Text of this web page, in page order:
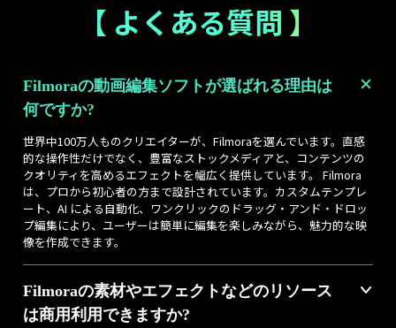
【 よくある質問 】
Filmoraの動画編集ソフトが選ばれる理由は
何ですか?
世界中100万人ものクリエイターが、Filmoraを選んでいます。直感
的な操作性だけでなく、豊富なストックメディアと、コンテンツの
クオリティを高めるエフェクトを幅広く提供しています。 Filmora
は、プロから初心者の方まで設計されています。カスタムテンプレ
ート、AI による自動化、ワンクリックのドラッグ・アンド・ドロッ
プ編集により、ユーザーは簡単に編集を楽しみながら、魅力的な映
像を作成できます。
Filmoraの素材やエフェクトなどのリソース
は商用利用できますか?